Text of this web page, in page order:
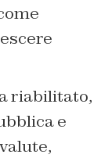
riabilitato,
e